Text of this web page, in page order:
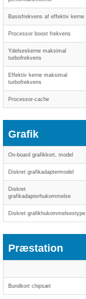
Basisfrekvens af effektiv kerne
Processor boost frekvens
Ydelseskerne maksimal
turbofrekvens
Effektiv kerne maksimal
turbofrekvens
Processor-cache
Grafik
On-board grafikkort, model
Diskret grafikadaptermodel
Diskret
grafikadapterhukommelse
Diskret grafikhukommelsestype
Præstation
Bundkort chipsæt